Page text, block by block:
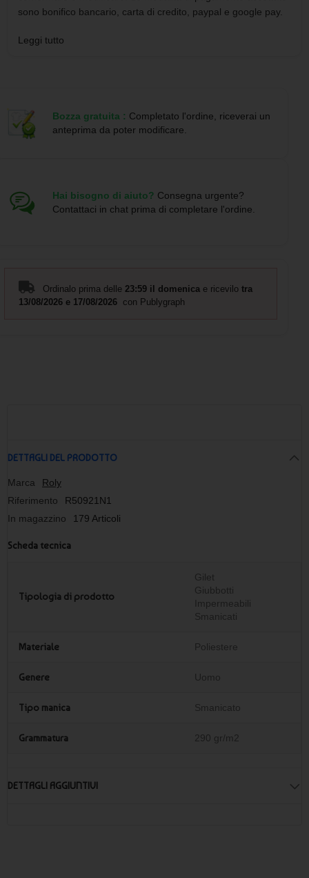
sono bonifico bancario, carta di credito, paypal e google pay.
consegna indicati nei prodotti. Se hai bisogno di ricevere
- Fodera interna a contrasto
- Orlo elasticizzato abbinato sui polsini e sull'orlo
- Modello alto 185 cm, indossa taglia M
Leggi tutto
Bozza gratuita : Completato l'ordine, riceverai un
anteprima da poter modificare.
Hai bisogno di aiuto? Consegna urgente?
Contattaci in chat prima di completare l'ordine.
Ordinalo prima delle 23:59 il domenica e ricevilo tra
13/08/2026 e 17/08/2026 con Publygraph
DETTAGLI DEL PRODOTTO
Marca
Roly
Riferimento
R50921N1
In magazzino
179 Articoli
Scheda tecnica
Tipologia di prodotto
Gilet
Giubbotti
Impermeabili
Smanicati
Materiale Poliestere
Genere Uomo
Tipo manica Smanicato
Grammatura 290 gr/m2
DETTAGLI AGGIUNTIVI